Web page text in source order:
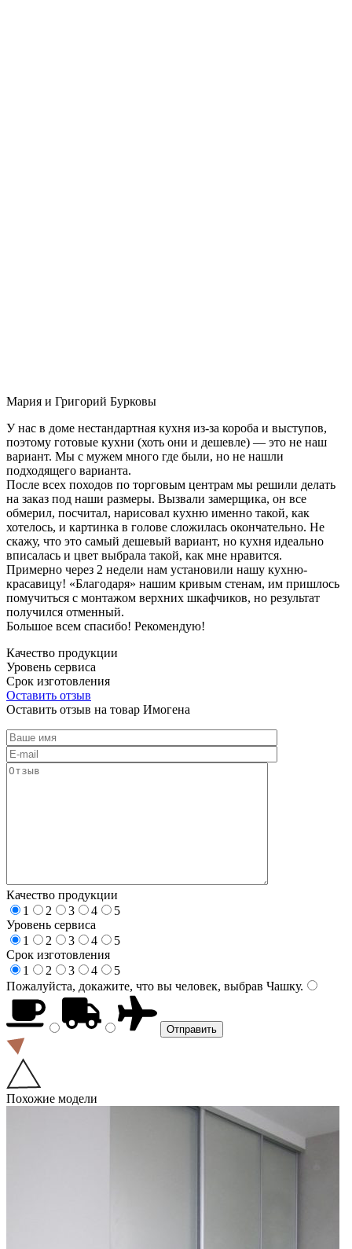
Мария и Григорий Бурковы
У нас в доме нестандартная кухня из-за короба и выступов,
поэтому готовые кухни (хоть они и дешевле) — это не наш
вариант. Мы с мужем много где были, но не нашли
подходящего варианта.
После всех походов по торговым центрам мы решили делать
на заказ под наши размеры. Вызвали замерщика, он все
обмерил, посчитал, нарисовал кухню именно такой, как
хотелось, и картинка в голове сложилась окончательно. Не
скажу, что это самый дешевый вариант, но кухня идеально
вписалась и цвет выбрала такой, как мне нравится.
Примерно через 2 недели нам установили нашу кухню-
красавицу! «Благодаря» нашим кривым стенам, им пришлось
помучиться с монтажом верхних шкафчиков, но результат
получился отменный.
Большое всем спасибо! Рекомендую!
Качество продукции
Уровень сервиса
Срок изготовления
Оставить отзыв
Оставить отзыв на товар Имогена
Качество продукции
1
2 3 4
5
Уровень сервиса
1
2 3 4
5
Срок изготовления
1
2 3 4
5
Пожалуйста, докажите, что вы человек, выбрав Чашку.
Похожие модели